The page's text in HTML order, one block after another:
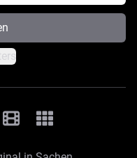
Great Lengths
Great Lengths -